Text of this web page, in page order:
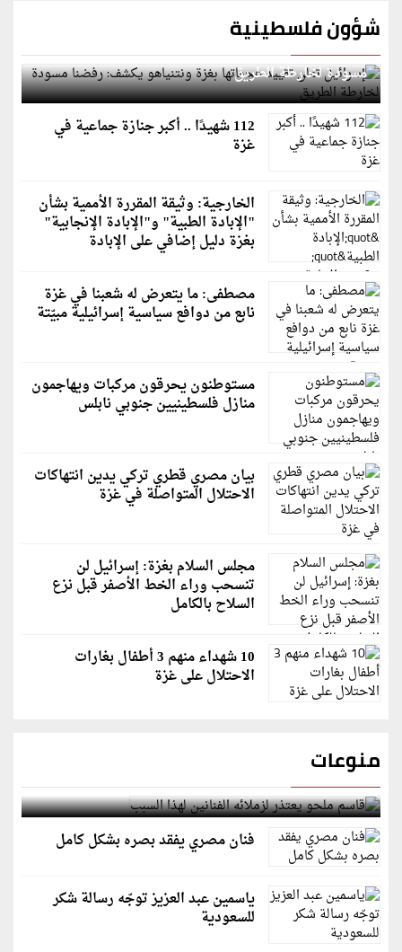
شؤون فلسطينية
إسرائيل تعلن تقييد هجماتها بغزة ونتنياهو يكشف: رفضنا
مسودة لخارطة الطريق
112 شهيدًا .. أكبر جنازة جماعية في
غزة
الخارجية: وثيقة المقررة الأممية بشأن
"الإبادة الطبية" و"الإبادة الإنجابية"
بغزة دليل إضافي على الإبادة
مصطفى: ما يتعرض له شعبنا في غزة
نابع من دوافع سياسية إسرائيلية مبيّتة
مستوطنون يحرقون مركبات ويهاجمون
منازل فلسطينيين جنوبي نابلس
بيان مصري قطري تركي يدين انتهاكات
الاحتلال المتواصلة في غزة
مجلس السلام بغزة: إسرائيل لن
تنسحب وراء الخط الأصفر قبل نزع
السلاح بالكامل
10 شهداء منهم 3 أطفال بغارات
الاحتلال على غزة
منوعات
قاسم ملحو يعتذر لزملائه الفنانين لهذا السبب
فنان مصري يفقد بصره بشكل كامل
ياسمين عبد العزيز توجّه رسالة شكر
للسعودية